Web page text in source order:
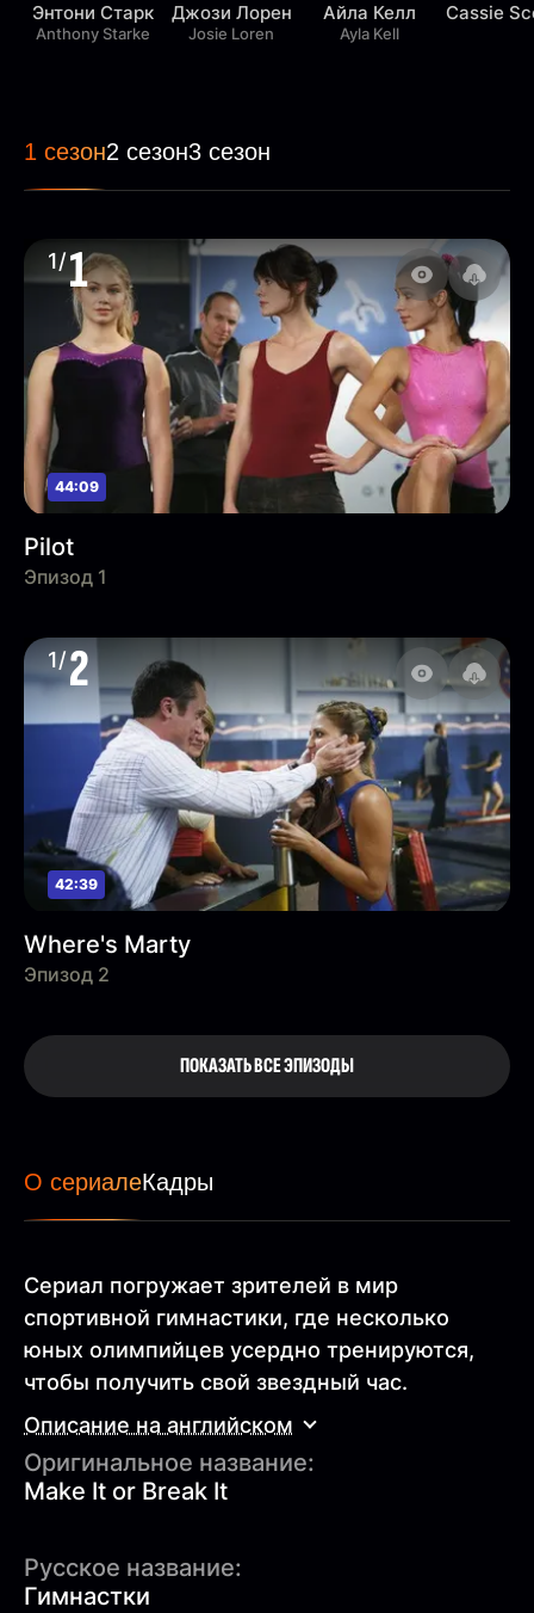
Энтони Старк
Anthony Starke
Джози Лорен
Josie Loren
Айла Келл
Ayla Kell
Cassie
1 сезон2 сезон3 сезон
1/1
44:09
Pilot
Эпизод 1
1/2
42:39
Where's Marty
Эпизод 2
ПОКАЗАТЬ ВСЕ ЭПИЗОДЫ
О сериалеКадры
Сериал погружает зрителей в мир
спортивной гимнастики, где несколько
юных олимпийцев усердно тренируются,
чтобы получить свой звездный час.
Описание на английском
Оригинальное название:
Make It or Break It
Русское название:
Гимнастки